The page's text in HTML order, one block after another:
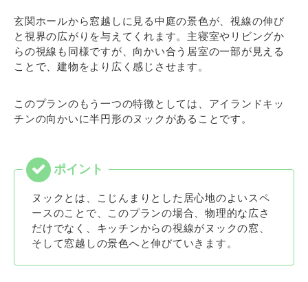
玄関ホールから窓越しに見る中庭の景色が、視線の伸び
と視界の広がりを与えてくれます。主寝室やリビングか
らの視線も同様ですが、向かい合う居室の一部が見える
ことで、建物をより広く感じさせます。
このプランのもう一つの特徴としては、アイランドキッ
チンの向かいに半円形のヌックがあることです。
ヌックとは、こじんまりとした居心地のよいスペ
ースのことで、このプランの場合、物理的な広さ
だけでなく、キッチンからの視線がヌックの窓、
そして窓越しの景色へと伸びていきます。